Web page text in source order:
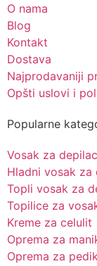
O nama
Blog
Kontakt
Dostava
Najprodavaniji
Opšti uslovi i
Popularne
Vosak za
Hladni vosak za
Topli vosak za
Topilice za
Kreme za celulit
Oprema za
Oprema za